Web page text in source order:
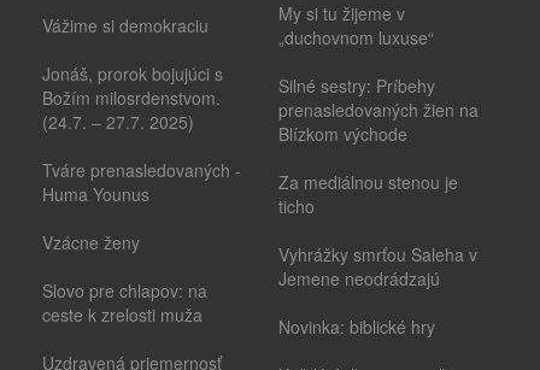
Vážime si demokraciu
Jonáš, prorok bojujúci s
Božím milosrdenstvom.
(24.7. – 27.7. 2025)
Tváre prenasledovaných -
Huma Younus
Vzácne ženy
Slovo pre chlapov: na
ceste k zrelosti muža
Uzdravená priemernosť
My si tu žijeme v
„duchovnom luxuse“
Silné sestry: Príbehy
prenasledovaných žien na
Blízkom východe
Za mediálnou stenou je
ticho
Vyhrážky smrťou Saleha v
Jemene neodrádzajú
Novinka: biblické hry